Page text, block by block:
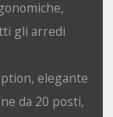
gli arredi
elegante
da 20 posti,